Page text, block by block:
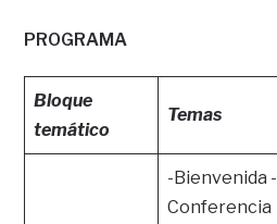
PROGRAMA
Bloque
temático
Temas
-Bienvenida -
Conferencia